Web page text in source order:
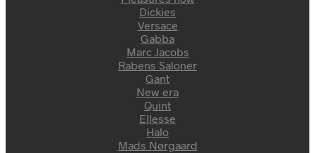
Dickies
Versace
Gabba
Marc Jacobs
Rabens Saloner
Gant
New era
Quint
Ellesse
Halo
Mads Nørgaard